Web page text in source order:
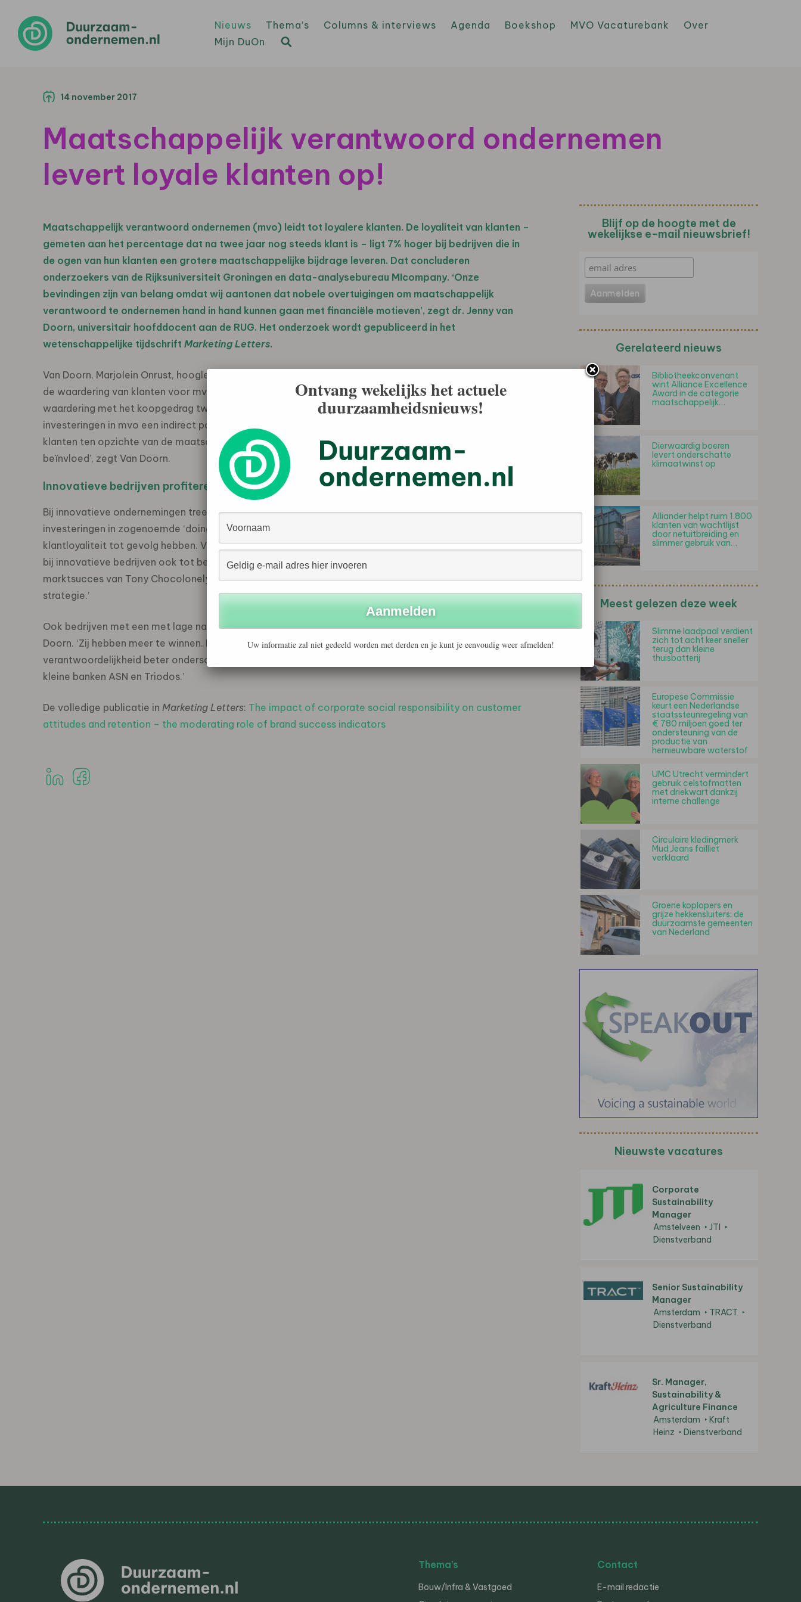
Nieuws Thema’s Columns & interviews Agenda Boekshop MVO Vacaturebank
Over
Mijn DuOn
14 november 2017
Maatschappelijk verantwoord ondernemen
levert loyale klanten op!
Maatschappelijk verantwoord ondernemen (mvo) leidt tot loyalere klanten. De loyaliteit van klanten –
gemeten aan het percentage dat na twee jaar nog steeds klant is – ligt 7% hoger bij bedrijven die in
de ogen van hun klanten een grotere maatschappelijke bijdrage leveren. Dat concluderen
onderzoekers van de Rijksuniversiteit Groningen en data-analysebureau MIcompany. ‘Onze
bevindingen zijn van belang omdat wij aantonen dat nobele overtuigingen om maatschappelijk
verantwoord te ondernemen hand in hand kunnen gaan met financiële motieven’, zegt dr. Jenny van
Doorn, universitair hoofddocent aan de RUG. Het onderzoek wordt gepubliceerd in het
wetenschappelijke tijdschrift Marketing Letters.
Van Doorn, Marjolein Onrust, hoogleraar Peter Verhoef (RUG) en Marnix Bügel (MIcompany) analyseerden
de waardering van klanten voor mvo-initiatieven van 93 merken uit 18 sectoren en vergeleken die
waardering met het koopgedrag twee jaar later. Voor alle onderzochte bedrijven hebben de
investeringen in mvo een indirect positief effect op de loyaliteit van klanten. ‘We zien dat de houding van
klanten ten opzichte van de maatschappelijk verantwoorde bedrijven onbewust positief wordt
beïnvloed’, zegt Van Doorn.
Innovatieve bedrijven profiteren het meest
Bij innovatieve ondernemingen treedt daarnaast een extra, direct effect van mvo op, waardoor
investeringen in zogenoemde ‘doing good’-initiatieven voor die groep zelfs een 12% hogere
klantloyaliteit tot gevolg hebben. Van Doorn: ‘In de ogen van klanten leiden investeringen in doing good
bij innovatieve bedrijven ook tot betere dienstverlening of producten. Een mooi voorbeeld is het
marktsucces van Tony Chocolonely, dat innovatie succesvol combineert met een ‘doing good’-
strategie.’
Ook bedrijven met een met lage naamsbekendheid profiteren extra van mvo-initiatieven, stelt Van
Doorn. ‘Zij hebben meer te winnen. Dergelijke bedrijven kunnen zich met hun maatschappelijke
verantwoordelijkheid beter onderscheiden in de markt. In Nederland kun je dan denken aan de relatieve
kleine banken ASN en Triodos.’
De volledige publicatie in Marketing Letters: The impact of corporate social responsibility on customer
attitudes and retention – the moderating role of brand success indicators
Blijf op de hoogte met de
wekelijkse e-mail nieuwsbrief!
Gerelateerd nieuws
Bibliotheekconvenant
wint Alliance Excellence
Award in de categorie
maatschappelijk…
Dierwaardig boeren
levert onderschatte
klimaatwinst op
Alliander helpt ruim 1.800
klanten van wachtlijst
door netuitbreiding en
slimmer gebruik van…
Meest gelezen deze week
Slimme laadpaal verdient
zich tot acht keer sneller
terug dan kleine
thuisbatterij
Europese Commissie
keurt een Nederlandse
staatssteunregeling van
€ 780 miljoen goed ter
ondersteuning van de
productie van
hernieuwbare waterstof
UMC Utrecht vermindert
gebruik celstofmatten
met driekwart dankzij
interne challenge
Circulaire kledingmerk
Mud Jeans failliet
verklaard
Groene koplopers en
grijze hekkensluiters: de
duurzaamste gemeenten
van Nederland
Nieuwste vacatures
Corporate
Sustainability
Manager
Amstelveen
JTI
Dienstverband
Senior Sustainability
Manager
Amsterdam
TRACT
Dienstverband
Sr. Manager,
Sustainability &
Agriculture Finance
Amsterdam
Kraft
Heinz
Dienstverband
Thema’s
Bouw/Infra & Vastgoed
Contact
E-mail redactie
Ontvang wekelijks het actuele
duurzaamheidsnieuws!
Uw informatie zal niet gedeeld worden met derden en je kunt je eenvoudig weer afmelden!